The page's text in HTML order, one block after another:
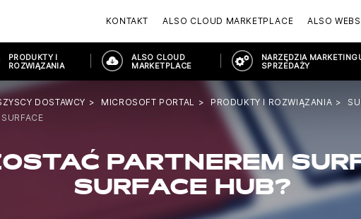
KONTAKT ALSO CLOUD MARKETPLACE ALSO
PRODUKTY I
ROZWIĄZANIA
ALSO CLOUD
MARKETPLACE
NARZĘDZIA
SPRZEDAŻY
DOSTAWCY MICROSOFT PORTAL PRODUKTY I ROZWIĄZANIA
PARTNEREM
SURFACE HUB?